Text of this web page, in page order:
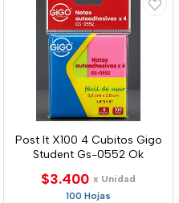
Post It X100 4 Cubitos Gigo
Student Gs-0552 Ok
$3.400 x Unidad
100 Hojas